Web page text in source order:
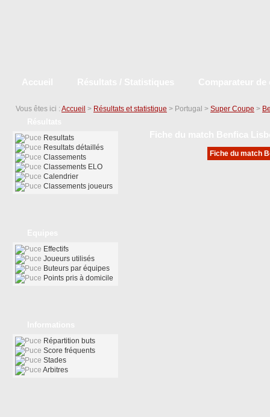
Vous êtes ici : Accueil > Résultats et statistique > Portugal > Super Coupe >
Fiche du match
Resultats
Resultats détaillés
Classements
Classements ELO
Calendrier
Classements joueurs
Effectifs
Joueurs utilisés
Buteurs par équipes
Points pris à domicile
Répartition buts
Score fréquents
Stades
Arbitres